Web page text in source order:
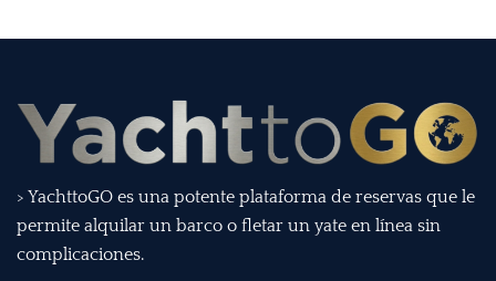
> YachttoGO es una potente plataforma de reservas que le
permite alquilar un barco o fletar un yate en línea sin
complicaciones.